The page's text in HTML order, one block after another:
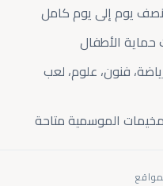
نصف يوم إلى يوم كامل
حماية الأطفال
فنون، علوم، لعب
الموسمية متاحة